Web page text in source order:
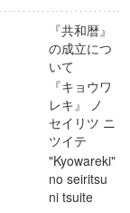
『共和暦』
の成立につ
いて
『キョウワ
レキ』 ノ
セイリツ ニ
ツイテ
"Kyowareki"
no seiritsu
ni tsuite